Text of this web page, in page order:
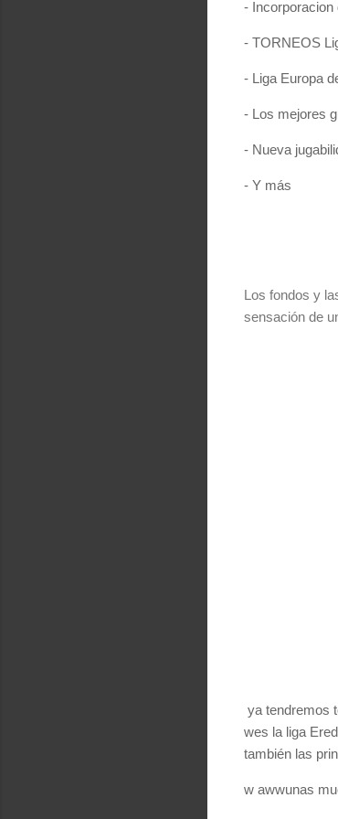
- Incorporacion
- TORNEOS
- Liga Europa
- Los mejores
- Nueva
- Y más
Los fondos y
sensación de
ya tendremos
wes la liga
también las
w awwunas